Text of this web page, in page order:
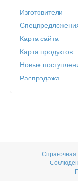
Изготовители
Карта сайта
Карта продуктов
Новые
Распродажа
Справочная